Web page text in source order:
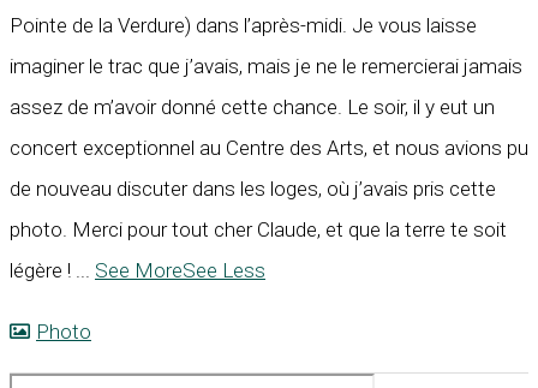
Pointe de la Verdure) dans l’après-midi. Je vous laisse
imaginer le trac que j’avais, mais je ne le remercierai jamais
assez de m’avoir donné cette chance. Le soir, il y eut un
concert exceptionnel au Centre des Arts, et nous avions pu
de nouveau discuter dans les loges, où j’avais pris cette
photo. Merci pour tout cher Claude, et que la terre te soit
légère !
See MoreSee Less
Photo